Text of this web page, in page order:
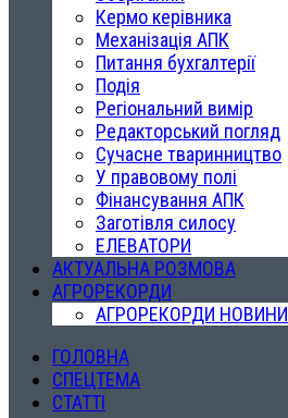
Кермо керівника
Механізація АПК
Питання бухгалтерії
Подія
Регіональний вимір
Редакторський погляд
Сучасне тваринництво
У правовому полі
Фінансування АПК
Заготівля силосу
ЕЛЕВАТОРИ
АКТУАЛЬНА РОЗМОВА
АГРОРЕКОРДИ
АГРОРЕКОРДИ НОВИНИ
ГОЛОВНА
СПЕЦТЕМА
СТАТТІ